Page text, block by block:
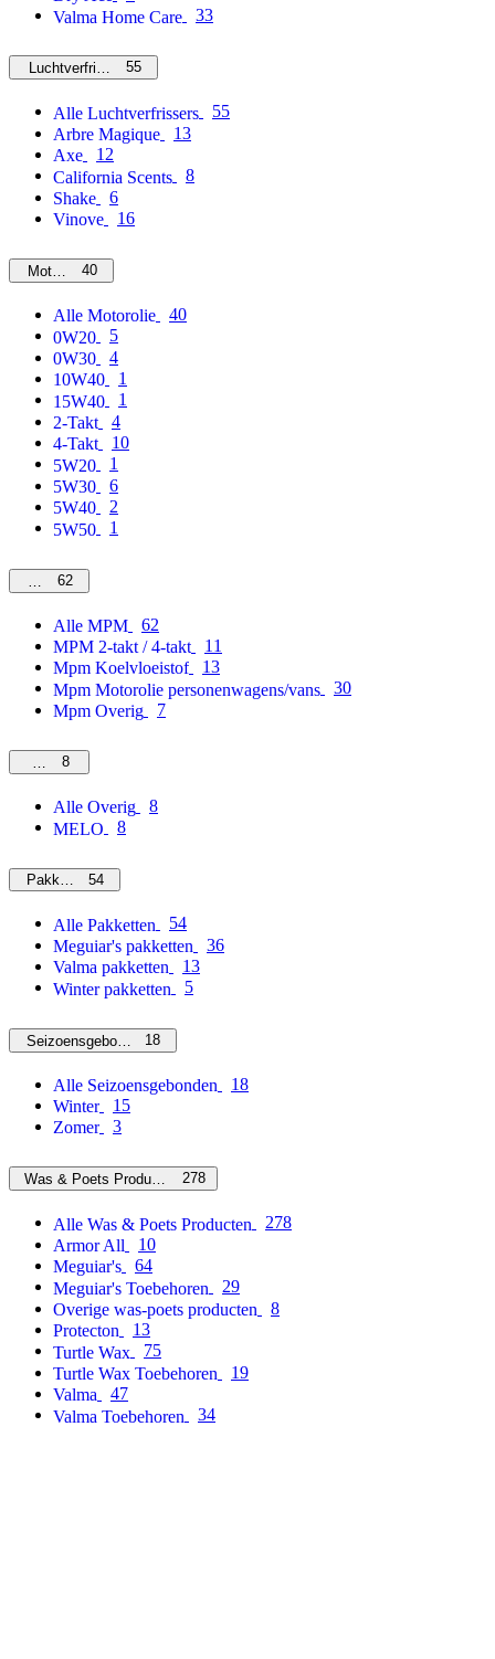
Valma Home Care
33
Luchtverfrissers55
Alle Luchtverfrissers
55
Arbre Magique
13
Axe
12
California Scents
8
Shake
6
Vinove
16
Motorolie40
Alle Motorolie
40
0W20
5
0W30
4
10W40
1
15W40
1
2-Takt
4
4-Takt
10
5W20
1
5W30
6
5W40
2
5W50
1
MPM62
Alle MPM
62
MPM 2-takt / 4-takt
11
Mpm Koelvloeistof
13
Mpm Motorolie personenwagens/vans
30
Mpm Overig
7
Overig
8
Alle Overig
8
MELO
8
Pakketten54
Alle Pakketten
54
Meguiar's pakketten
36
Valma pakketten
13
Winter pakketten
5
Seizoensgebonden18
Alle Seizoensgebonden
18
Winter
15
Zomer
3
Was & Poets Producten 278
Alle Was & Poets Producten
278
Armor All
10
Meguiar's
64
Meguiar's Toebehoren
29
Overige was-poets producten
8
Protecton
13
Turtle Wax
75
Turtle Wax Toebehoren
19
Valma
47
Valma Toebehoren
34